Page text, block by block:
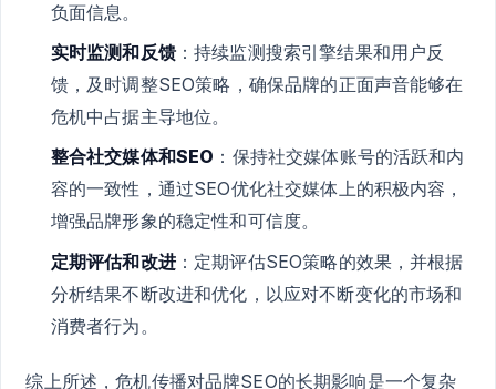
负面信息。
实时监测和反馈：持续监测搜索引擎结果和用户反
馈，及时调整SEO策略，确保品牌的正面声音能够在
危机中占据主导地位。
整合社交媒体和SEO ：保持社交媒体账号的活跃和内
容的一致性，通过SEO优化社交媒体上的积极内容，
增强品牌形象的稳定性和可信度。
定期评估和改进：定期评估SEO策略的效果，并根据
分析结果不断改进和优化，以应对不断变化的市场和
消费者行为。
综上所述，危机传播对品牌SEO的长期影响是一个复杂